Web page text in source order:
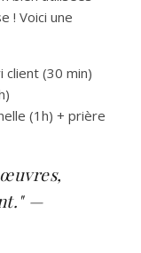
! Voici une
client (30 min)
(1h) + prière
—